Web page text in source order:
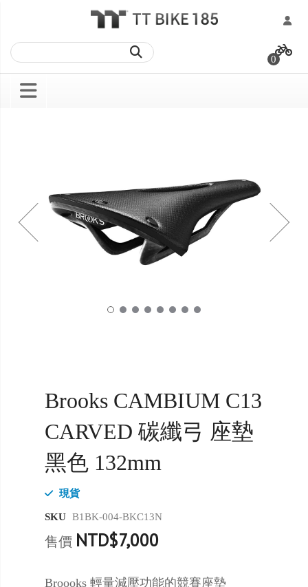
0
images
gallery
images
gallery
Brooks CAMBIUM C13
CARVED 碳纖弓 座墊
黑色 132mm
現貨
SKU B1BK-004-BKC13N
售價 NTD$7,000
Broooks 輕量減壓功能的競賽座墊